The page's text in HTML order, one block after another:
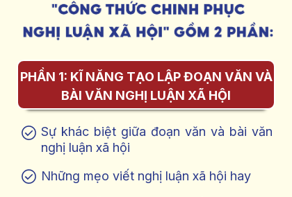
PHẦN 1: KĨ NĂNG TẠO LẬP ĐOẠN VĂN VÀ
BÀI VĂN NGHỊ LUẬN XÃ HỘI
Sự khác biệt giữa đoạn văn và bài văn
nghị luận xã hội
Những mẹo viết nghị luận xã hội hay